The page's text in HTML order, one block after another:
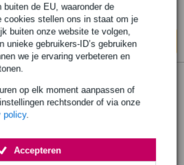
de EU, waaronder de
cookies stellen ons in staat om je
buiten onze website te volgen,
unieke gebruikers-ID’s gebruiken
we je ervaring verbeteren en
op elk moment aanpassen of
rechtsonder of via onze
policy.
Accepteren
2 winkels op voorraad
mijn winkelwagen
Drop + kabels
€ 164,- € 160,-